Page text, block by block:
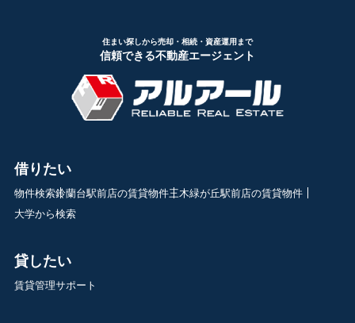
住まい探しから売却・相続・資産運用まで
信頼できる不動産エージェント
借りたい
物件検索鈴蘭台駅前店の賃貸物件三木緑が丘駅前店の賃貸物件
大学から検索
貸したい
賃貸管理サポート